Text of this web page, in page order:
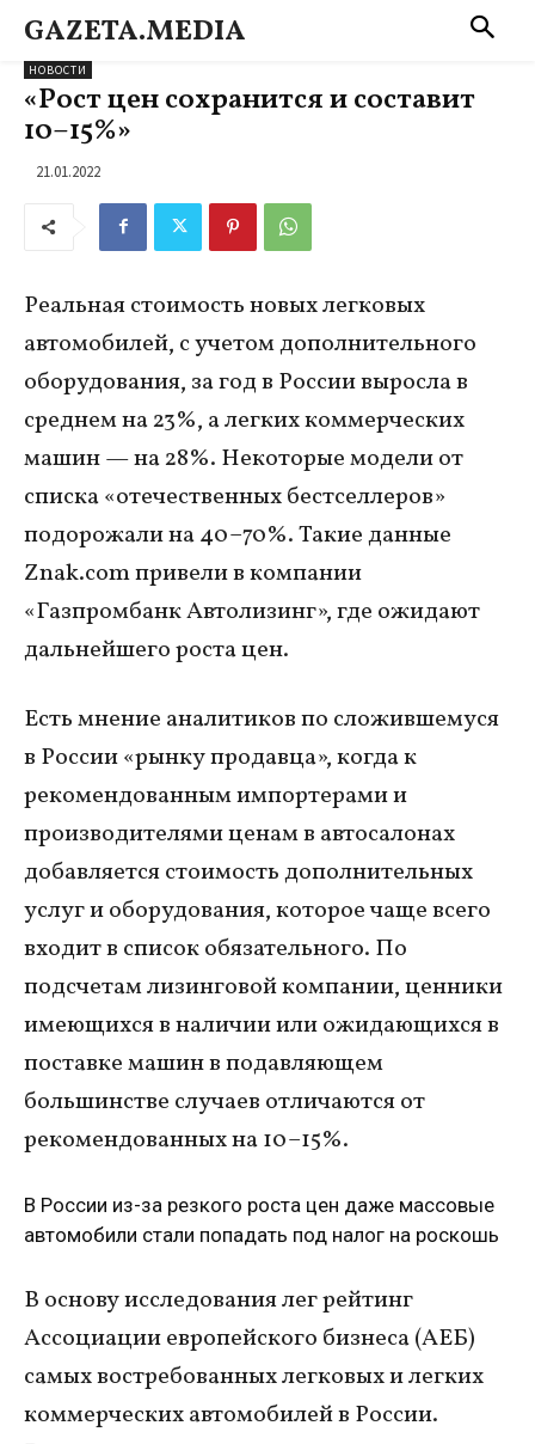
GAZETA.MEDIA
НОВОСТИ
«Рост цен сохранится и составит
10–15%»
21.01.2022
Реальная стоимость новых легковых
автомобилей, с учетом дополнительного
оборудования, за год в России выросла в
среднем на 23%, а легких коммерческих
машин — на 28%. Некоторые модели от
списка «отечественных бестселлеров»
подорожали на 40–70%. Такие данные
Znak.com привели в компании
«Газпромбанк Автолизинг», где ожидают
дальнейшего роста цен.
Есть мнение аналитиков по сложившемуся
в России «рынку продавца», когда к
рекомендованным импортерами и
производителями ценам в автосалонах
добавляется стоимость дополнительных
услуг и оборудования, которое чаще всего
входит в список обязательного. По
подсчетам лизинговой компании, ценники
имеющихся в наличии или ожидающихся в
поставке машин в подавляющем
большинстве случаев отличаются от
рекомендованных на 10–15%.
В России из-за резкого роста цен даже массовые
автомобили стали попадать под налог на роскошь
В основу исследования лег рейтинг
Ассоциации европейского бизнеса (АЕБ)
самых востребованных легковых и легких
коммерческих автомобилей в России.